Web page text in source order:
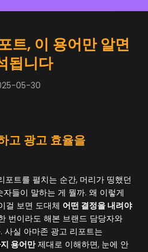
트, 이 용어만 알면
됩니다
05-30
고 광고 효율을
포트를 펼치는 순간, 머리가 띵했던
자들이 말하는 게 뭘까. 왜 이렇게
걸 보면 도대체 어떤 결정을 내려야
번이라도 해본 브랜드 담당자와
사실 아마존 광고 리포트는
용어만제대로 이해하면, 눈에 안